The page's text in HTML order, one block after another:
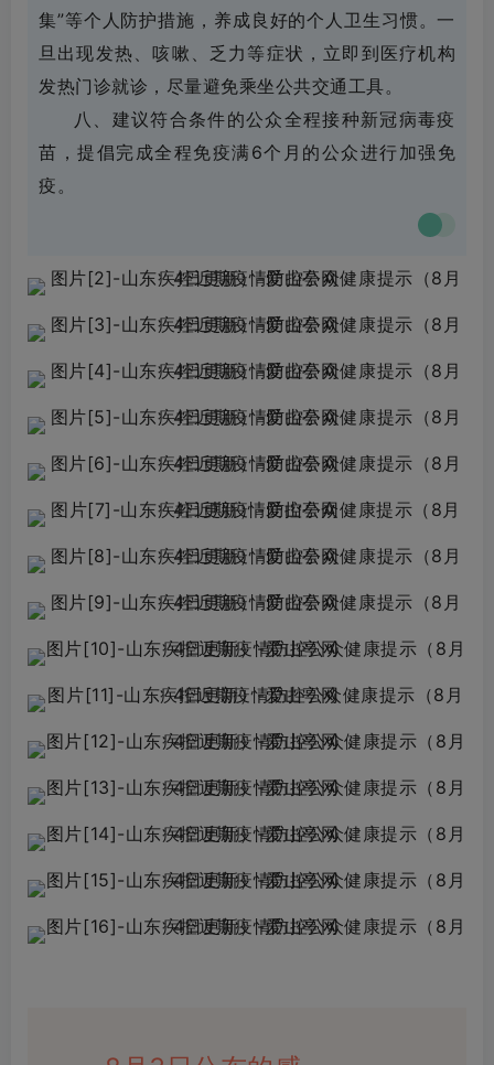
集”等个人防护措施，养成良好的个人卫生习惯。一
旦出现发热、咳嗽、乏力等症状，立即到医疗机构
发热门诊就诊，尽量避免乘坐公共交通工具。
八、建议符合条件的公众全程接种新冠病毒疫
苗，提倡完成全程免疫满6个月的公众进行加强免
疫。